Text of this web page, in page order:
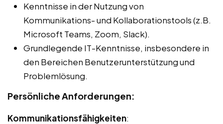
Kenntnisse in der Nutzung von
Kommunikations- und Kollaborationstools (z.B.
Microsoft Teams, Zoom, Slack).
Grundlegende IT-Kenntnisse, insbesondere in
den Bereichen Benutzerunterstützung und
Problemlösung.
Persönliche Anforderungen:
Kommunikationsfähigkeiten: